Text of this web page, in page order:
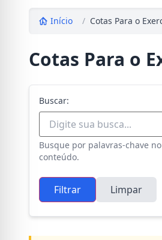
Início / Cotas Para o
Cotas Para o
Buscar:
Busque por palavras-chave
conteúdo.
Filtrar Limpar